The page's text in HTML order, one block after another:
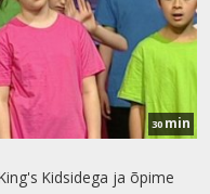
30 min
Kidsidega ja õpime